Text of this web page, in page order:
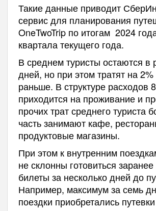
Такие данные приводит
сервис для планирования
OneTwoTrip по итогам 2024
квартала текущего года.
В среднем туристы остаются в
дней, но при этом тратят на
раньше. В структуре расходов
приходится на проживание и
прочих трат среднего туриста
часть занимают кафе,
продуктовые магазины.
При этом к внутренним
не склонны готовиться
билеты за несколько дней до
Например, максимум за семь
поездки приобретались